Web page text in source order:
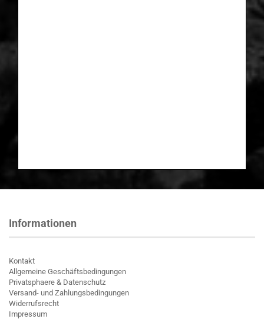
Informationen
Kontakt
Allgemeine Geschäftsbedingungen
Privatsphaere & Datenschutz
Versand- und Zahlungsbedingungen
Widerrufsrecht
Impressum